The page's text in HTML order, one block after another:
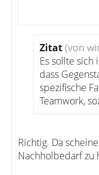
Zitat(von
Es sollte sich
dass
spezifische
Teamwork,
Richtig. Da
Nachholbedarf zu